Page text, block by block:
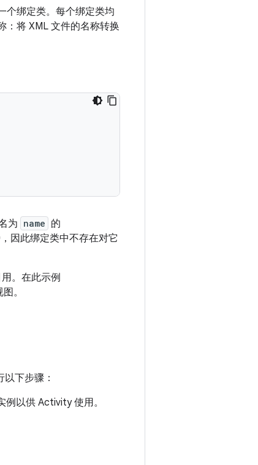
个绑定类。每个绑定类均
：将 XML 文件的名称转换
为 name 的
因此绑定类中不存在对它
。在此示例
。
下步骤：
以供 Activity 使用。